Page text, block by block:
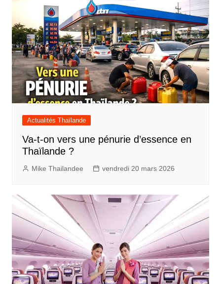
Actualités Thaïlande
Va-t-on vers une pénurie d’essence en
Thaïlande ?
Mike Thailandee vendredi 20 mars 2026